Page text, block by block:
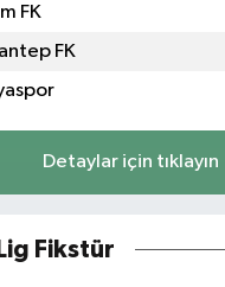
FK
FK
Detaylar için tıklayın
Fikstür